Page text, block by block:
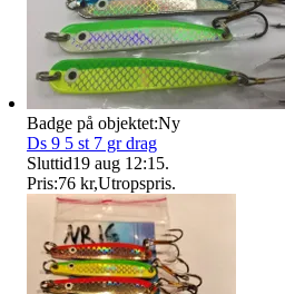
Badge på objektet:Ny
Ds 9 5 st 7 gr drag
Sluttid19 aug 12:15.
Pris:76 kr,Utropspris.